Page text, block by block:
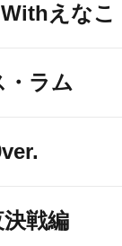
えなこ
・ラム
戦編